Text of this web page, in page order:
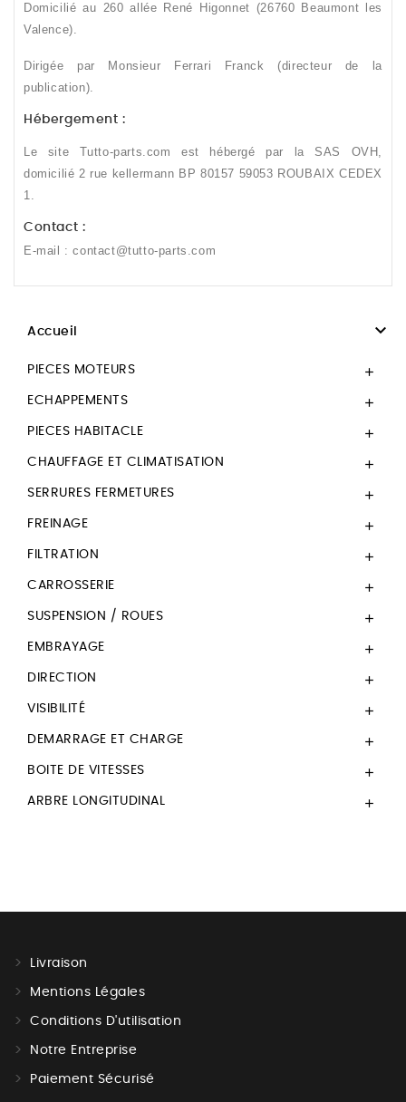
Domicilié au 260 allée René Higonnet (26760 Beaumont les
Valence).
Dirigée par Monsieur Ferrari Franck (directeur de la
publication).
Hébergement :
Le site Tutto-parts.com est hébergé par la SAS OVH,
domicilié 2 rue kellermann BP 80157 59053 ROUBAIX CEDEX
1.
Contact :
E-mail : contact@tutto-parts.com
Accueil 
PIECES MOTEURS 
ECHAPPEMENTS 
PIECES HABITACLE 
CHAUFFAGE ET CLIMATISATION 
SERRURES FERMETURES 
FREINAGE 
FILTRATION 
CARROSSERIE 
SUSPENSION / ROUES 
EMBRAYAGE 
DIRECTION 
VISIBILITÉ 
DEMARRAGE ET CHARGE 
BOITE DE VITESSES 
ARBRE LONGITUDINAL 
Livraison
Mentions Légales
Conditions D'utilisation
Notre Entreprise
Paiement Sécurisé